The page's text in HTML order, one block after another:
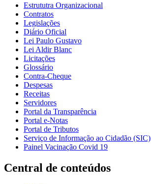
Estrututra Organizacional
Contratos
Legislações
Diário Oficial
Lei Paulo Gustavo
Lei Aldir Blanc
Licitações
Glossário
Contra-Cheque
Despesas
Receitas
Servidores
Portal da Transparência
Portal e-Notas
Portal de Tributos
Serviço de Informação ao Cidadão (SIC)
Painel Vacinação Covid 19
Central de conteúdos